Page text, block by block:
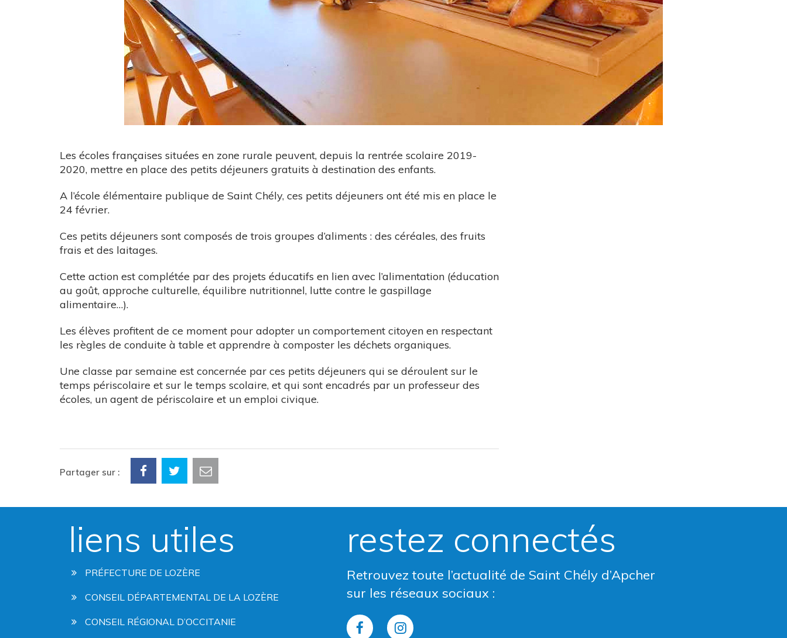
Les écoles françaises situées en zone rurale peuvent, depuis la rentrée scolaire 2019-
2020, mettre en place des petits déjeuners gratuits à destination des enfants.
A l’école élémentaire publique de Saint Chély, ces petits déjeuners ont été mis en place le
24 février.
Ces petits déjeuners sont composés de trois groupes d’aliments : des céréales, des fruits
frais et des laitages.
Cette action est complétée par des projets éducatifs en lien avec l’alimentation (éducation
au goût, approche culturelle, équilibre nutritionnel, lutte contre le gaspillage
alimentaire…).
Les élèves profitent de ce moment pour adopter un comportement citoyen en respectant
les règles de conduite à table et apprendre à composter les déchets organiques.
Une classe par semaine est concernée par ces petits déjeuners qui se déroulent sur le
temps périscolaire et sur le temps scolaire, et qui sont encadrés par un professeur des
écoles, un agent de périscolaire et un emploi civique.
Partager sur :
liens utiles
PRÉFECTURE DE LOZÈRE
CONSEIL DÉPARTEMENTAL DE LA LOZÈRE
CONSEIL RÉGIONAL D’OCCITANIE
restez connectés
Retrouvez toute l’actualité de Saint Chély d’Apcher
sur les réseaux sociaux :
Lien Lien